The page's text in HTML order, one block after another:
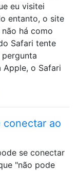
eu visitei
entanto, o site
há como
Safari tente
Apple, o Safari
conectar ao
se conectar
"não pode